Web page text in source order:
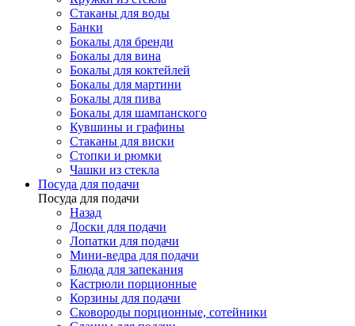
Стаканы для воды
Банки
Бокалы для бренди
Бокалы для вина
Бокалы для коктейлей
Бокалы для мартини
Бокалы для пива
Бокалы для шампанского
Кувшины и графины
Стаканы для виски
Стопки и рюмки
Чашки из стекла
Посуда для подачи
Посуда для подачи
Назад
Доски для подачи
Лопатки для подачи
Мини-ведра для подачи
Блюда для запекания
Кастрюли порционные
Корзины для подачи
Сковороды порционные, сотейники